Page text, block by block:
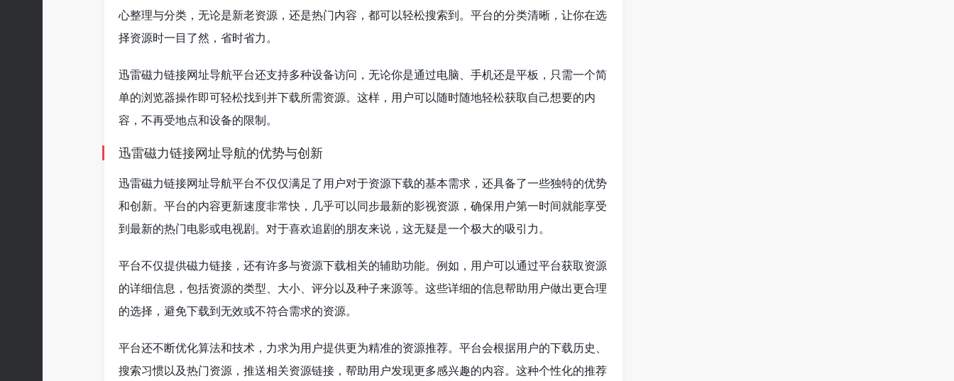
心整理与分类，无论是新老资源，还是热门内容，都可以轻松搜索到。平台的分类清晰，让你在选
择资源时一目了然，省时省力。
迅雷磁力链接网址导航平台还支持多种设备访问，无论你是通过电脑、手机还是平板，只需一个简
单的浏览器操作即可轻松找到并下载所需资源。这样，用户可以随时随地轻松获取自己想要的内
容，不再受地点和设备的限制。
迅雷磁力链接网址导航的优势与创新
迅雷磁力链接网址导航平台不仅仅满足了用户对于资源下载的基本需求，还具备了一些独特的优势
和创新。平台的内容更新速度非常快，几乎可以同步最新的影视资源，确保用户第一时间就能享受
到最新的热门电影或电视剧。对于喜欢追剧的朋友来说，这无疑是一个极大的吸引力。
平台不仅提供磁力链接，还有许多与资源下载相关的辅助功能。例如，用户可以通过平台获取资源
的详细信息，包括资源的类型、大小、评分以及种子来源等。这些详细的信息帮助用户做出更合理
的选择，避免下载到无效或不符合需求的资源。
平台还不断优化算法和技术，力求为用户提供更为精准的资源推荐。平台会根据用户的下载历史、
搜索习惯以及热门资源，推送相关资源链接，帮助用户发现更多感兴趣的内容。这种个性化的推荐